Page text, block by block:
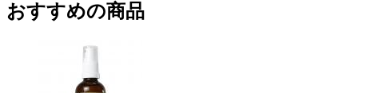
おすすめの商品